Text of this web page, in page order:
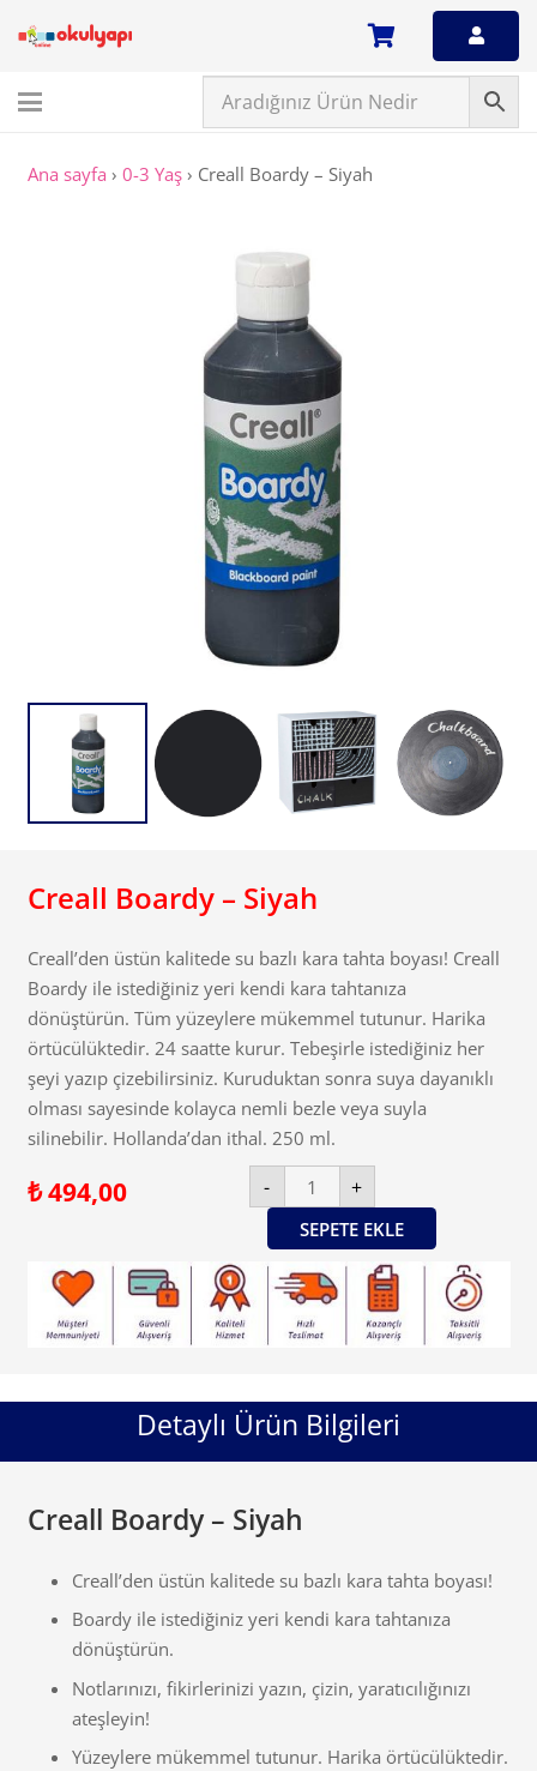
Ana sayfa › 0-3 Yaş› Creall Boardy – Siyah
Creall Boardy – Siyah
Creall’den üstün kalitede su bazlı kara tahta boyası! Creall
Boardy ile istediğiniz yeri kendi kara tahtanıza
dönüştürün. Tüm yüzeylere mükemmel tutunur. Harika
örtücülüktedir. 24 saatte kurur. Tebeşirle istediğiniz her
şeyi yazıp çizebilirsiniz. Kuruduktan sonra suya dayanıklı
olması sayesinde kolayca nemli bezle veya suyla
silinebilir. Hollanda’dan ithal. 250 ml.
₺494,00 -
Creall
Boardy
-
Siyah
adet
+
SEPETE EKLE
Detaylı Ürün Bilgileri
Creall Boardy – Siyah
Creall’den üstün kalitede su bazlı kara tahta boyası!
Boardy ile istediğiniz yeri kendi kara tahtanıza
dönüştürün.
Notlarınızı, fikirlerinizi yazın, çizin, yaratıcılığınızı
ateşleyin!
Yüzeylere mükemmel tutunur. Harika örtücülüktedir.